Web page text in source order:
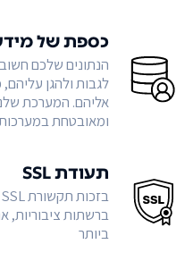
כספת של
הנתונים שלכם
לגבות ולהגן
אליהם. המערכת
ומאובטחת
תעודת SSL
ברשתות ציבוריות,
ביותר